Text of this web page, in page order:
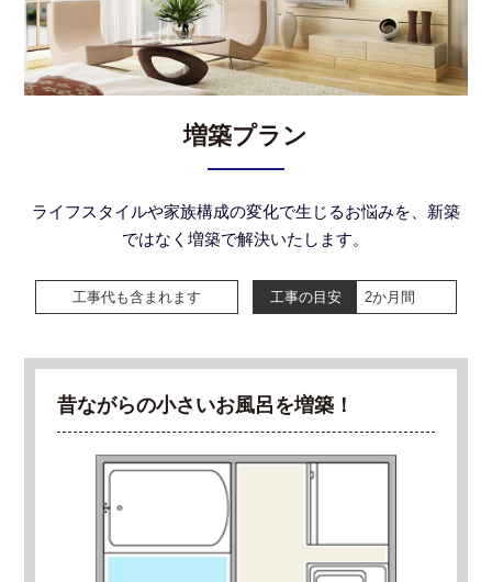
増築プラン
ライフスタイルや家族構成の変化で生じるお悩みを、新築
ではなく増築で解決いたします。
工事代も含まれます 工事の目安 2か月間
昔ながらの小さいお風呂を増築！